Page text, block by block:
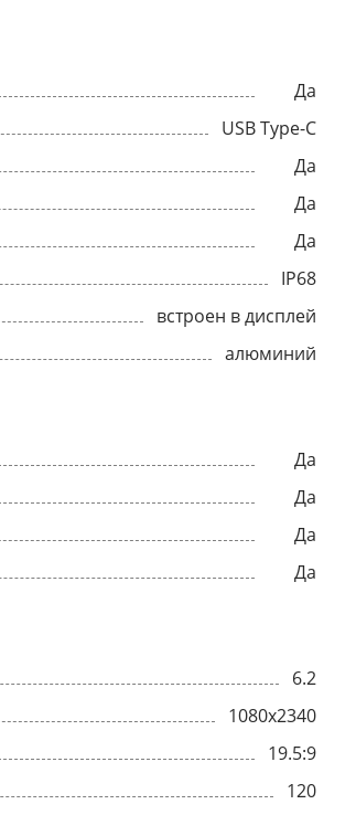
Да
USB Type-C
Да
Да
Да
IP68
встроен в дисплей
алюминий
Да
Да
Да
Да
6.2
1080x2340
19.5:9
120